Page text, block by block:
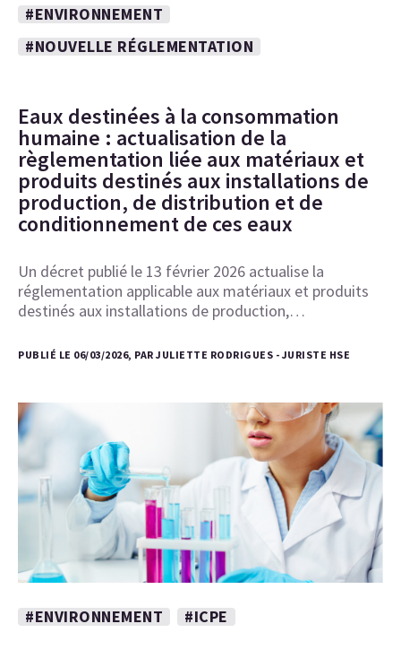
#ENVIRONNEMENT
#NOUVELLE RÉGLEMENTATION
Eaux destinées à la consommation
humaine : actualisation de la
règlementation liée aux matériaux et
produits destinés aux installations de
production, de distribution et de
conditionnement de ces eaux
Un décret publié le 13 février 2026 actualise la
réglementation applicable aux matériaux et produits
destinés aux installations de production,…
PUBLIÉ LE 06/03/2026, PAR JULIETTE RODRIGUES - JURISTE HSE
#ENVIRONNEMENT #ICPE